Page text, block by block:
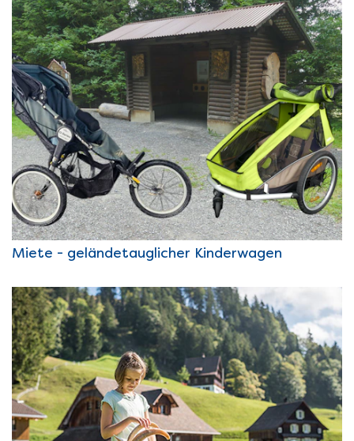
Miete - geländetauglicher Kinderwagen